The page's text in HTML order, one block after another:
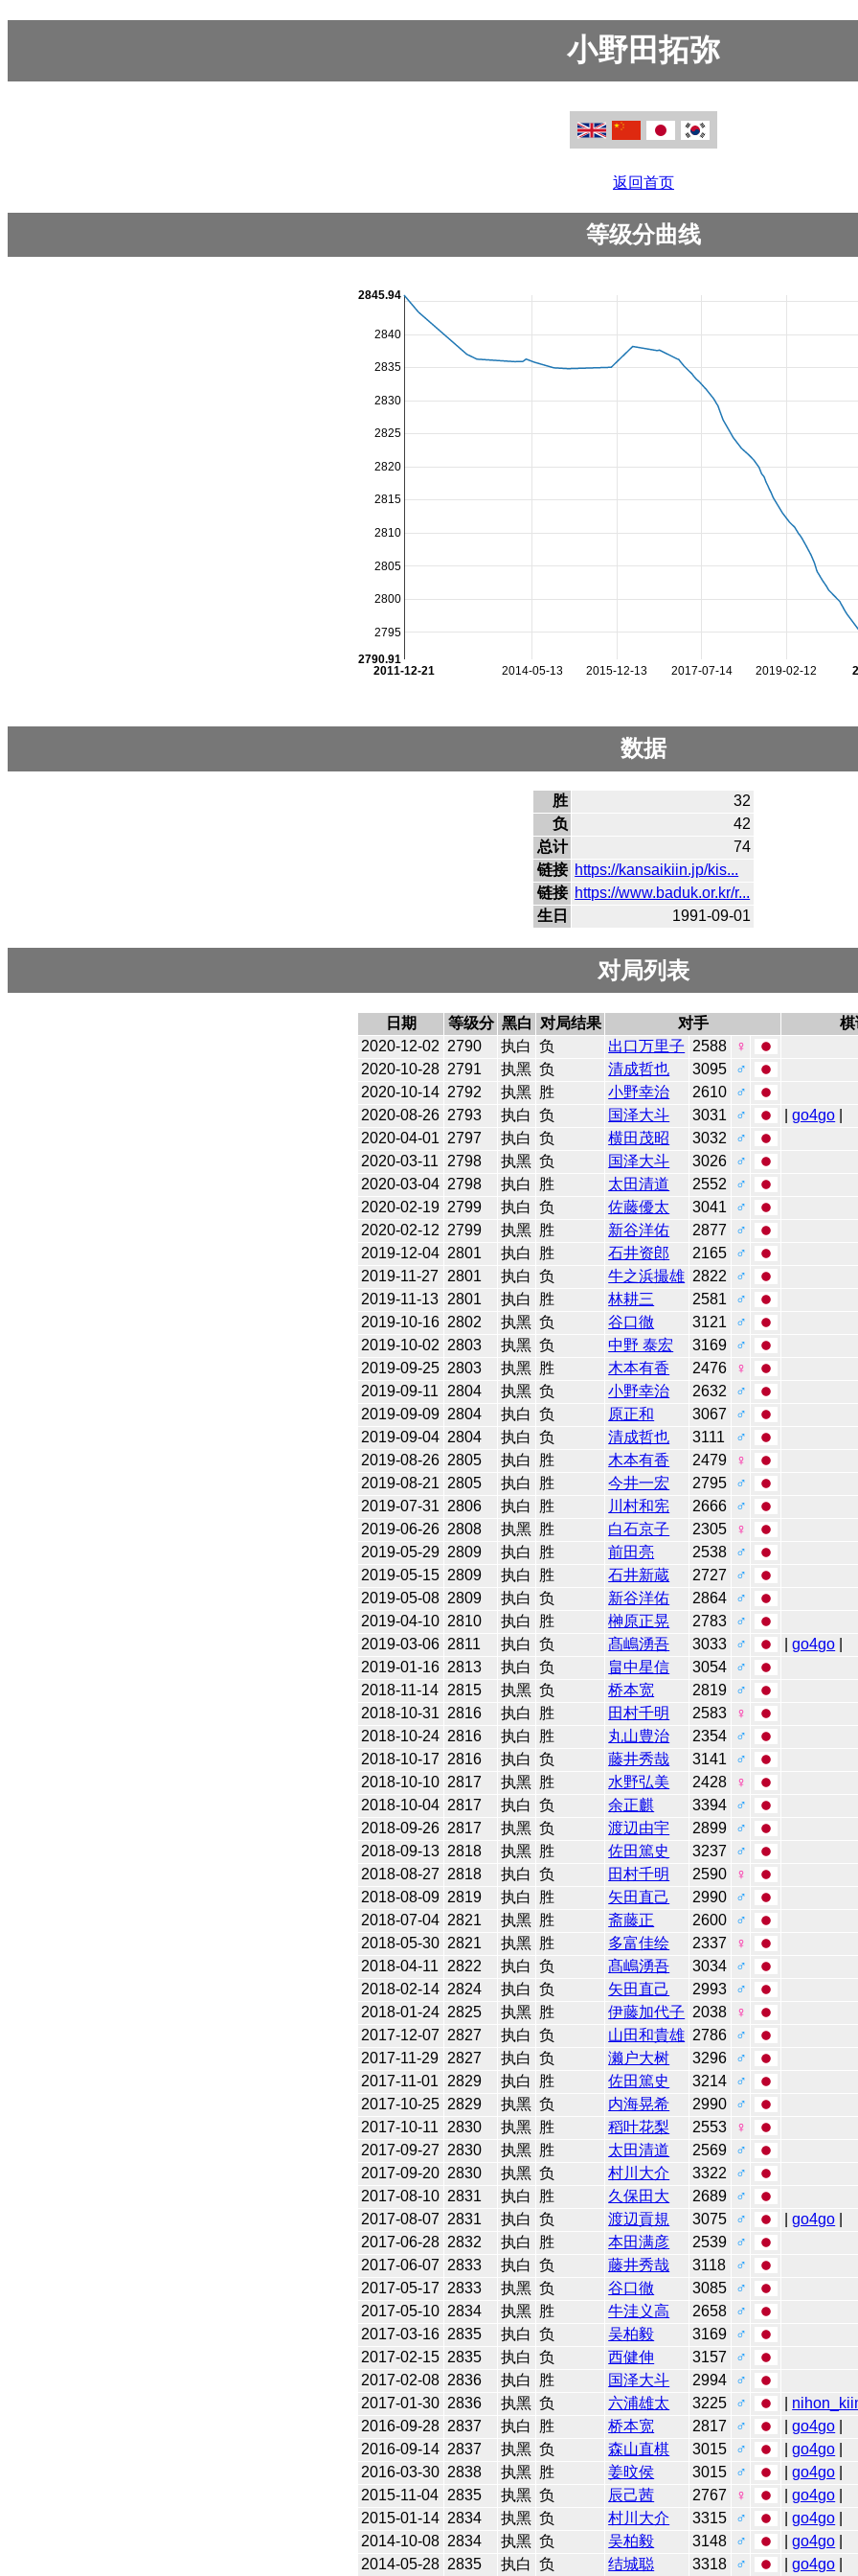
小野田拓弥
返回首页
等级分曲线
2014-05-13 2015-12-13 2017-07-14 2019-02-12
2011-12-21
2795
2800
2805
2810
2815
2820
2825
2830
2835
2840
2790.91
2845.94
数据
胜
32
负
42
总计
74
链接 https://kansaikiin.jp/kis...
链接 https://www.baduk.or.kr/r...
生日
1991-09-01
对局列表
日期 等级分 黑白 对局结果 对手
棋
2020-12-02 2790 执白 负 出口万里子 2588
♀
2020-10-28 2791 执黑 负 清成哲也 3095
♂
2020-10-14 2792 执黑 胜 小野幸治 2610
♂
2020-08-26 2793 执白 负 国泽大斗 3031 ♂ |go4go
2020-04-01 2797 执白 负 横田茂昭 3032
♂
2020-03-11
2798 执黑 负 国泽大斗 3026
♂
2020-03-04 2798 执白 胜 太田清道 2552
♂
2020-02-19 2799 执白 负 佐藤優太 3041
♂
2020-02-12 2799 执黑 胜 新谷洋佑 2877
♂
2019-12-04 2801 执白 胜 石井资郎 2165
♂
2019-11-27
2801 执白 负 牛之浜撮雄 2822
♂
2019-11-13 2801 执白 胜 林耕三 2581
♂
2019-10-16 2802 执黑 负 谷口徹 3121
♂
2019-10-02 2803 执黑 负 中野 泰宏 3169
♂
2019-09-25 2803 执黑 胜 木本有香 2476
♀
2019-09-11
2804 执黑 负 小野幸治 2632
♂
2019-09-09 2804 执白 负 原正和 3067
♂
2019-09-04 2804 执白 负 清成哲也 3111
♂
2019-08-26 2805 执白 胜 木本有香 2479
♀
2019-08-21 2805 执白 胜 今井一宏 2795
♂
2019-07-31 2806 执白 胜 川村和宪 2666
♂
2019-06-26 2808 执黑 胜 白石京子 2305
♀
2019-05-29 2809 执白 胜 前田亮 2538
♂
2019-05-15 2809 执白 胜 石井新蔵 2727
♂
2019-05-08 2809 执白 负 新谷洋佑 2864
♂
2019-04-10 2810 执白 胜 榊原正晃 2783
♂
2019-03-06 2811 执白 负 髙嶋湧吾 3033 ♂ |go4go
2019-01-16 2813 执白 负 畠中星信 3054
♂
2018-11-14 2815 执黑 负 桥本宽 2819
♂
2018-10-31 2816 执白 胜 田村千明 2583
♀
2018-10-24 2816 执白 胜 丸山豊治 2354
♂
2018-10-17 2816 执白 负 藤井秀哉 3141
♂
2018-10-10 2817 执黑 胜 水野弘美 2428
♀
2018-10-04 2817 执白 负 余正麒 3394
♂
2018-09-26 2817 执黑 负 渡辺由宇 2899
♂
2018-09-13 2818 执黑 胜 佐田篤史 3237
♂
2018-08-27 2818 执白 负 田村千明 2590
♀
2018-08-09 2819 执白 胜 矢田直己 2990
♂
2018-07-04 2821 执黑 胜 斋藤正 2600
♂
2018-05-30 2821 执黑 胜 多富佳绘 2337
♀
2018-04-11
2822 执白 负 髙嶋湧吾 3034
♂
2018-02-14 2824 执白 负 矢田直己 2993
♂
2018-01-24 2825 执黑 胜 伊藤加代子 2038
♀
2017-12-07 2827 执白 负 山田和貴雄 2786
♂
2017-11-29 2827 执白 负 濑户大树 3296
♂
2017-11-01
2829 执白 胜 佐田篤史 3214
♂
2017-10-25 2829 执黑 负 内海晃希 2990
♂
2017-10-11
2830 执黑 胜 稻叶花梨 2553
♀
2017-09-27 2830 执黑 胜 太田清道 2569
♂
2017-09-20 2830 执黑 负 村川大介 3322
♂
2017-08-10 2831 执白 胜 久保田大 2689
♂
2017-08-07 2831 执白 负 渡辺貢規 3075 ♂ |go4go
2017-06-28 2832 执白 胜 本田满彦 2539
♂
2017-06-07 2833 执白 负 藤井秀哉 3118
♂
2017-05-17 2833 执黑 负 谷口徹 3085
♂
2017-05-10 2834 执黑 胜 牛洼义高 2658
♂
2017-03-16 2835 执白 负 吴柏毅 3169
♂
2017-02-15 2835 执白 负 西健伸 3157
♂
2017-02-08 2836 执白 胜 国泽大斗 2994
♂
2017-01-30 2836 执黑 负 六浦雄太 3225 ♂
2016-09-28 2837 执白 胜 桥本宽 2817 ♂ |go4go
2016-09-14 2837 执黑 负 森山直棋 3015 ♂ |go4go
2016-03-30 2838 执黑 胜 姜旼侯 3015 ♂ |go4go
2015-11-04 2835 执黑 负 辰己茜 2767 ♀ |go4go
2015-01-14 2834 执黑 负 村川大介 3315 ♂ |go4go
2014-10-08 2834 执黑 负 吴柏毅 3148 ♂ |go4go
2014-05-28 2835 执白 负 结城聪 3318 ♂ |go4go